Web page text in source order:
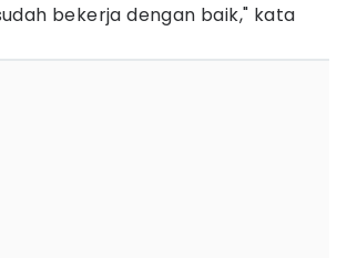
bekerja dengan baik," kata